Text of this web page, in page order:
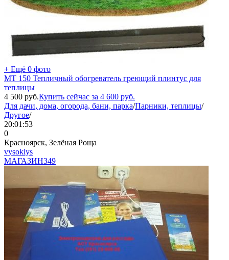
+ Ещё 0 фото
MT 150 Тепличный обогреватель греющий плинтус для
теплицы
4 500 руб.Купить сейчас за 4 600 руб.
Для дачи, дома, огорода, бани, парка/Парники, теплицы/
Другое/
20:01:53
0
Красноярск, Зелёная Роща
vysokiys
МАГАЗИН349